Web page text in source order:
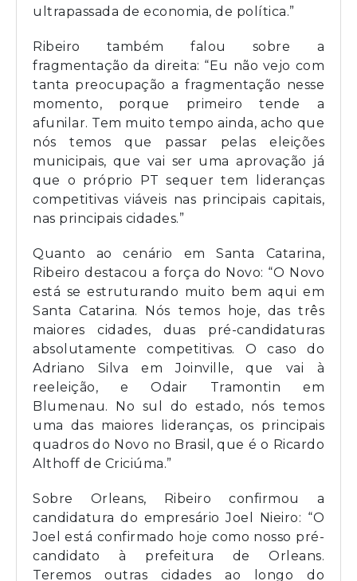
ultrapassada de economia, de política.”
Ribeiro também falou sobre a
fragmentação da direita: “Eu não vejo com
tanta preocupação a fragmentação nesse
momento, porque primeiro tende a
afunilar. Tem muito tempo ainda, acho que
nós temos que passar pelas eleições
municipais, que vai ser uma aprovação já
que o próprio PT sequer tem lideranças
competitivas viáveis nas principais capitais,
nas principais cidades.”
Quanto ao cenário em Santa Catarina,
Ribeiro destacou a força do Novo: “O Novo
está se estruturando muito bem aqui em
Santa Catarina. Nós temos hoje, das três
maiores cidades, duas pré-candidaturas
absolutamente competitivas. O caso do
Adriano Silva em Joinville, que vai à
reeleição, e Odair Tramontin em
Blumenau. No sul do estado, nós temos
uma das maiores lideranças, os principais
quadros do Novo no Brasil, que é o Ricardo
Althoff de Criciúma.”
Sobre Orleans, Ribeiro confirmou a
candidatura do empresário Joel Nieiro: “O
Joel está confirmado hoje como nosso pré-
candidato à prefeitura de Orleans.
Teremos outras cidades ao longo do